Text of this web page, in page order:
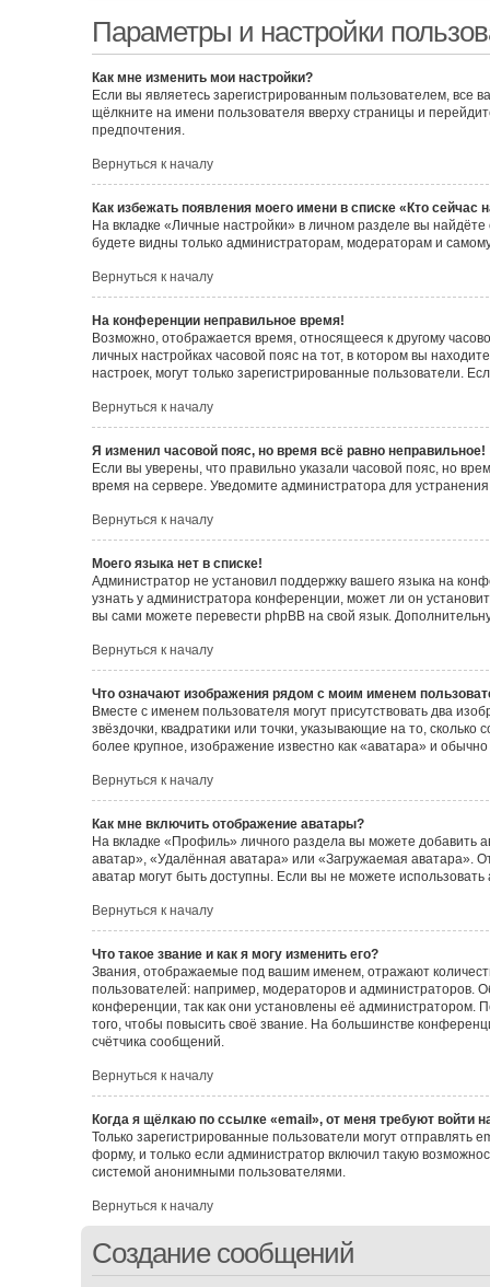
Параметры и настройки
Как мне изменить мои настройки?
Если вы являетесь зарегистрированным пользователем, все
щёлкните на имени пользователя вверху страницы и
предпочтения.
Вернуться к началу
Как избежать появления моего имени в списке «Кто сейчас
На вкладке «Личные настройки» в личном разделе вы
будете видны только администраторам, модераторам и
Вернуться к началу
На конференции неправильное время!
Возможно, отображается время, относящееся к другому
личных настройках часовой пояс на тот, в котором вы
настроек, могут только зарегистрированные пользователи.
Вернуться к началу
Я изменил часовой пояс, но время всё равно неправильное!
Если вы уверены, что правильно указали часовой пояс, но
время на сервере. Уведомите администратора для
Вернуться к началу
Моего языка нет в списке!
Администратор не установил поддержку вашего языка на
узнать у администратора конференции, может ли он
вы сами можете перевести phpBB на свой язык.
Вернуться к началу
Что означают изображения рядом с моим именем
Вместе с именем пользователя могут присутствовать два
звёздочки, квадратики или точки, указывающие на то,
более крупное, изображение известно как «аватара» и
Вернуться к началу
Как мне включить отображение аватары?
На вкладке «Профиль» личного раздела вы можете добавить
аватар», «Удалённая аватара» или «Загружаемая аватара».
аватар могут быть доступны. Если вы не можете
Вернуться к началу
Что такое звание и как я могу изменить его?
Звания, отображаемые под вашим именем, отражают
пользователей: например, модераторов и
конференции, так как они установлены её
того, чтобы повысить своё звание. На большинстве
счётчика сообщений.
Вернуться к началу
Когда я щёлкаю по ссылке «email», от меня требуют войти
Только зарегистрированные пользователи могут
форму, и только если администратор включил такую
системой анонимными пользователями.
Вернуться к началу
Создание сообщений